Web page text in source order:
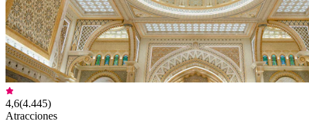
4,6(4.445)
Atracciones